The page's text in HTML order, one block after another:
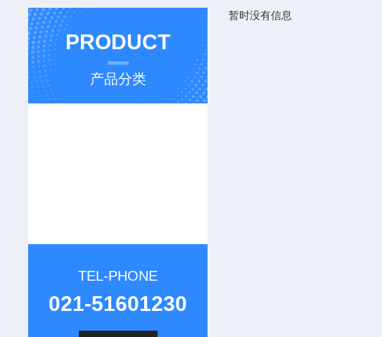
PRODUCT
产品分类
TEL-PHONE
021-51601230
暂时没有信息